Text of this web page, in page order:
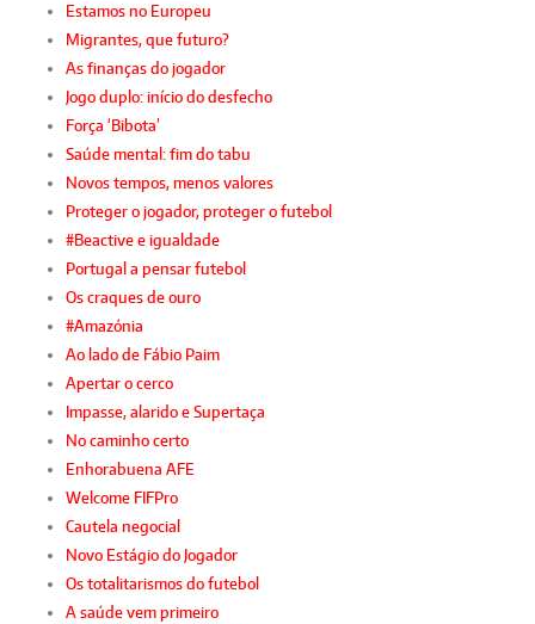
Estamos no Europeu
Migrantes, que futuro?
As finanças do jogador
Jogo duplo: início do desfecho
Força ‘Bibota’
Saúde mental: fim do tabu
Novos tempos, menos valores
Proteger o jogador, proteger o futebol
#Beactive e igualdade
Portugal a pensar futebol
Os craques de ouro
#Amazónia
Ao lado de Fábio Paim
Apertar o cerco
Impasse, alarido e Supertaça
No caminho certo
Enhorabuena AFE
Welcome FIFPro
Cautela negocial
Novo Estágio do Jogador
Os totalitarismos do futebol
A saúde vem primeiro